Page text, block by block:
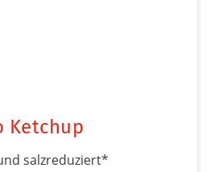
Ketchup
salzreduziert*